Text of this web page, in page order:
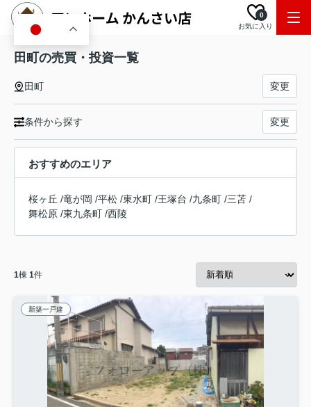
お気に入り
0
田町の売買・投資一覧
田町 変更
条件から探す 変更
おすすめのエリア
桜ヶ丘 /竜が岡 /平松 /東水町 /王塚台 /九条町 /三苫 /
舞松原 /東九条町 /西陵
1棟 1件
新築一戸建